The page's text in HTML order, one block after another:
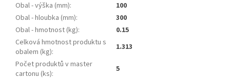
Obal - výška (mm):
100
Obal - hloubka (mm):
300
Obal - hmotnost (kg):
0.15
Celková hmotnost produktu s
obalem (kg):
1.313
Počet produktů v master
cartonu (ks):
5